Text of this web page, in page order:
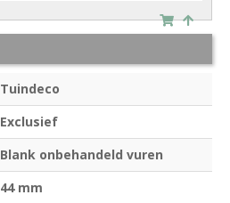
Tuindeco
Exclusief
Blank onbehandeld vuren
44 mm